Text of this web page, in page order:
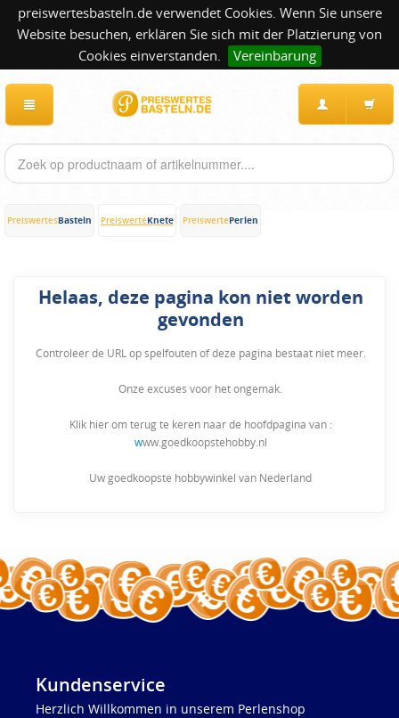
preiswertesbasteln.de verwendet Cookies. Wenn Sie unsere
Website besuchen, erklären Sie sich mit der Platzierung von
Cookies einverstanden.
Vereinbarung
PreiswertesBasteln PreiswerteKnete PreiswertePerlen
Helaas, deze pagina kon niet worden
gevonden
Controleer de URL op spelfouten of deze pagina bestaat niet meer.
Onze excuses voor het ongemak.
Klik hier om terug te keren naar de hoofdpagina van :
www.goedkoopstehobby.nl
Uw goedkoopste hobbywinkel van Nederland
Kundenservice
Herzlich Willkommen in unserem Perlenshop